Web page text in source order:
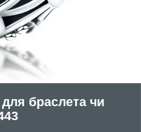
браслета чи